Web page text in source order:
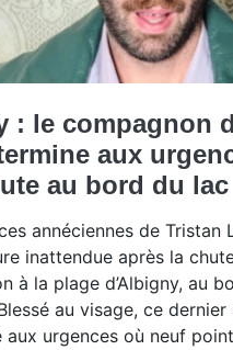
: le compagnon
aux
au bord du lac
annéciennes de Tristan
inattendue après la
à la plage d’Albigny, au
au visage, ce
urgences où neuf